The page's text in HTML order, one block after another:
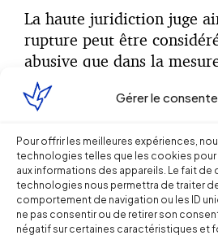
Gérer le
Pour offrir les meilleures expériences,
technologies telles que les cookies
aux informations des appareils. Le fait de
technologies nous permettra de traiter
comportement de navigation ou les ID
ne pas consentir ou de retirer son
négatif sur certaines caractéristiques et
La haute juridiction juge
rupture peut être
abusive que dans la
d’une part « destinée à
l’employeur d’apprécier les
part « la résiliation du
intervenue pour un motif
salarié ».
Cette formulation pourrait